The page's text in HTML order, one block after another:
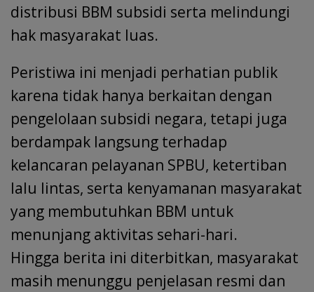
distribusi BBM subsidi serta melindungi
hak masyarakat luas.
Peristiwa ini menjadi perhatian publik
karena tidak hanya berkaitan dengan
pengelolaan subsidi negara, tetapi juga
berdampak langsung terhadap
kelancaran pelayanan SPBU, ketertiban
lalu lintas, serta kenyamanan masyarakat
yang membutuhkan BBM untuk
menunjang aktivitas sehari-hari.
Hingga berita ini diterbitkan, masyarakat
masih menunggu penjelasan resmi dan